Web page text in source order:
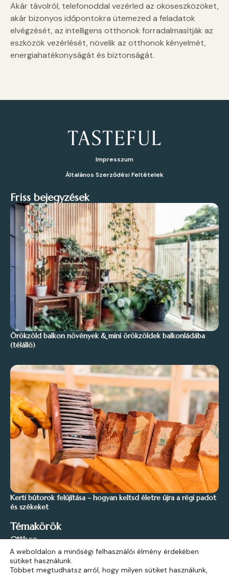
Akár távolról, telefonoddal vezérled az okoseszközöket,
akár bizonyos időpontokra ütemezed a feladatok
elvégzését, az intelligens otthonok forradalmasítják az
eszközök vezérlését, növelik az otthonok kényelmét,
energiahatékonyságát és biztonságát.
Impresszum
Általános Szerződési Feltételek
Friss bejegyzések
Örökzöld balkon növények & mini örökzöldek balkonládába
(télálló)
Kerti bútorok felújítása – hogyan keltsd életre újra a régi padot
és székeket
Témakörök
Otthon
Stílus és Inspiráció
Kert és Szabadidő
A weboldalon a minőségi felhasználói élmény érdekében
sütiket használunk.
Többet megtudhatsz arról, hogy milyen sütiket használunk,